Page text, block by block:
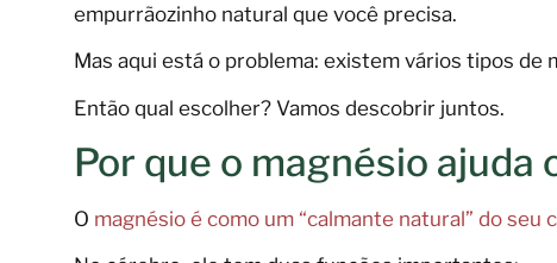
empurrãozinho natural que você precisa.
Mas aqui está o problema: existem vários tipos de
Então qual escolher? Vamos descobrir juntos.
Por que o magnésio ajuda
O magnésio é como um “calmante natural” do seu